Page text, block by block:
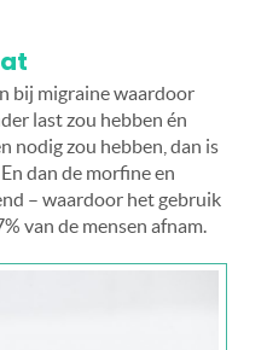
bij migraine waardoor
last zou hebben én
nodig zou hebben, dan is
dan de morfine en
– waardoor het gebruik
van de mensen afnam.